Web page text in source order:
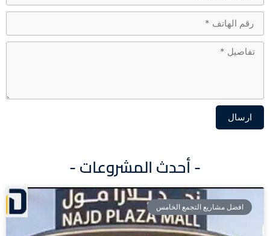
ارسال
- أحدث المشروعات -
افضل مشاريع التجمع الخامس